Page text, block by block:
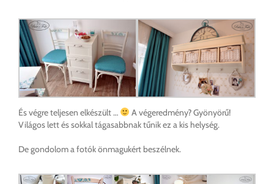
És végre teljesen elkészült …
A végeredmény? Gyönyörű!
Világos lett és sokkal tágasabbnak tűnik ez a kis helység.
De gondolom a fotók önmagukért beszélnek.